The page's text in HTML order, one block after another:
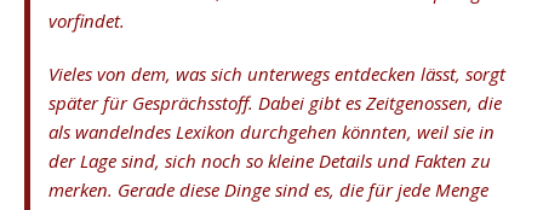
vorfindet.
Vieles von dem, was sich unterwegs entdecken lässt, sorgt
später für Gesprächsstoff. Dabei gibt es Zeitgenossen, die
als wandelndes Lexikon durchgehen könnten, weil sie in
der Lage sind, sich noch so kleine Details und Fakten zu
merken. Gerade diese Dinge sind es, die für jede Menge